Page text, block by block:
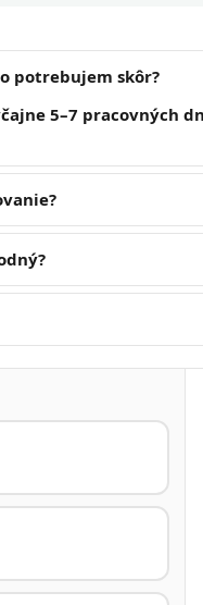
potrebujem skôr?
5–7 pracovných